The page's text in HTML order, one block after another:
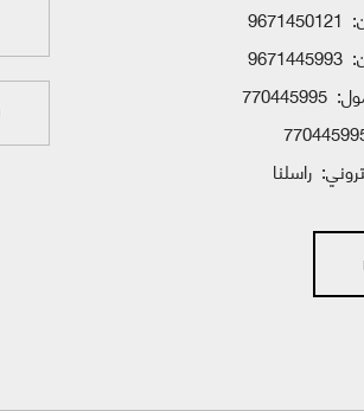
9671450121
9671445993
770445995
راسلنا